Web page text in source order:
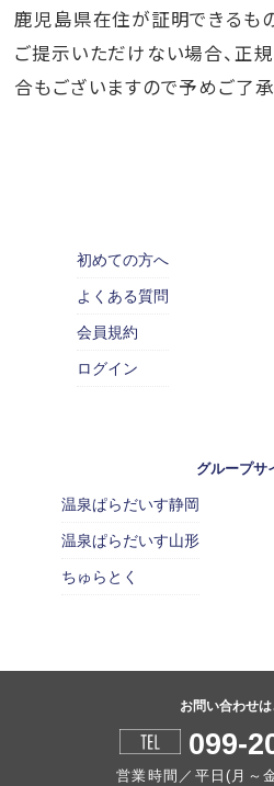
鹿児島県在住が証明できるも
ご提示いただけない場合、正
合もございますので予めご了承
初めての方へ
よくある質問
会員規約
ログイン
グループサ
温泉ぱらだいす静岡
温泉ぱらだいす山形
ちゅらとく
お問い合わせ
099-
営業時間／平日(月